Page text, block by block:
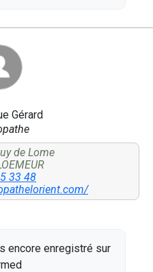
Gérard
de Lome
33 48
encore enregistré sur